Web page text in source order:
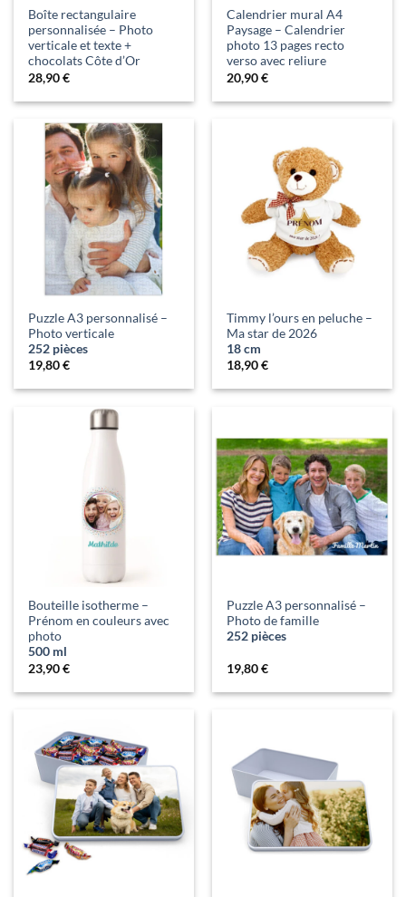
Boîte rectangulaire
personnalisée – Photo
verticale et texte +
chocolats Côte d’Or
28,90€
Calendrier mural A4
Paysage – Calendrier
photo 13 pages recto
verso avec reliure
20,90€
Puzzle A3 personnalisé –
Photo verticale
252 pièces
19,80€
Timmy l’ours en peluche –
Ma star de 2026
18 cm
18,90€
Bouteille isotherme –
Prénom en couleurs avec
photo
500 ml
23,90€
Puzzle A3 personnalisé –
Photo de famille
252 pièces
19,80€